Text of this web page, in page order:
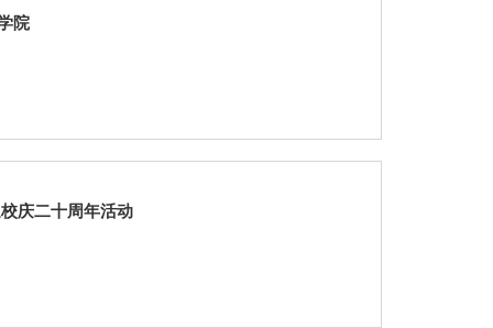
院
庆二十周年活动